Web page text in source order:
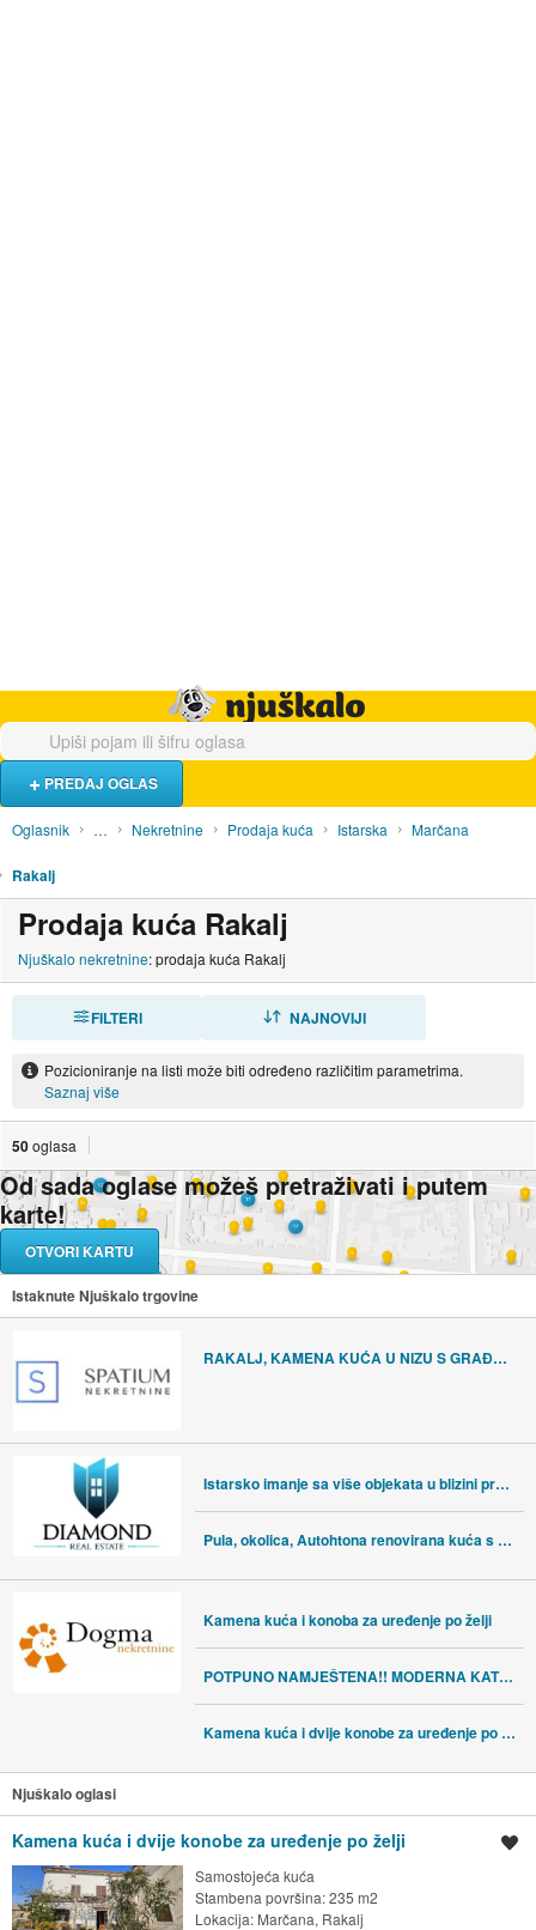
PREDAJ OGLAS
Oglasnik … Nekretnine Prodaja kuća Istarska Marčana
Rakalj
Prodaja kuća Rakalj
Njuškalo nekretnine: prodaja kuća Rakalj
FILTERI NAJNOVIJI
Pozicioniranje na listi može biti određeno različitim parametrima.
Saznaj više
50oglasa
Od sada oglase možeš pretraživati i putem
karte!
OTVORI KARTU
Istaknute Njuškalo trgovine
RAKALJ, KAMENA KUĆA U NIZU S GRAĐEVINSKIM ZEMLJIŠTEM, POMOĆNIM OBJEKTO
Istarsko imanje sa više objekata u blizini prekrasnih plaža
Pula, okolica, Autohtona renovirana kuća s bazenom
Kamena kuća i konoba za uređenje po želji
POTPUNO NAMJEŠTENA!! MODERNA KATNICA SA POGLEDOM NA MORE
Kamena kuća i dvije konobe za uređenje po želji
Njuškalo oglasi
Kamena kuća i dvije konobe za uređenje po želji
Samostojeća kuća
Stambena površina: 235 m2
Lokacija: Marčana, Rakalj